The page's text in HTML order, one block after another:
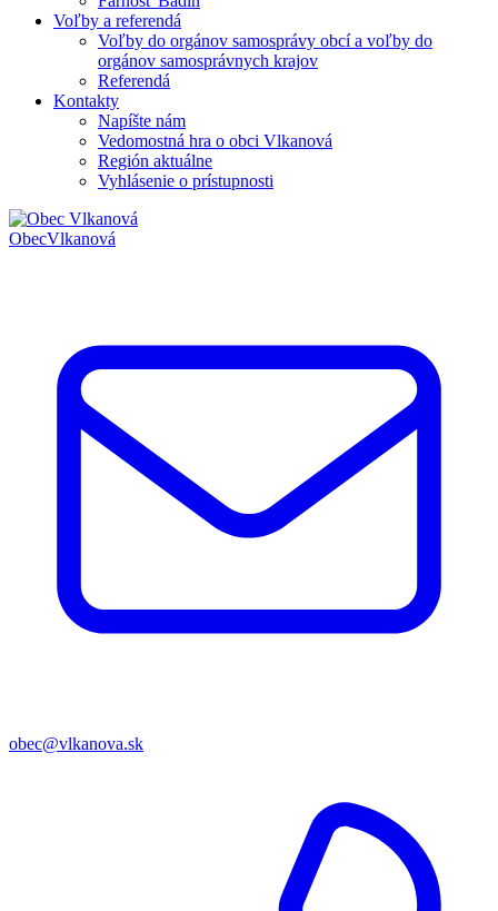
Voľby a referendá
Voľby do orgánov samosprávy obcí a voľby do
orgánov samosprávnych krajov
Referendá
Kontakty
Napíšte nám
Vedomostná hra o obci Vlkanová
Región aktuálne
Vyhlásenie o prístupnosti
ObecVlkanová
obec@vlkanova.sk